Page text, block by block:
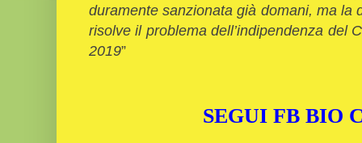
duramente sanzionata già domani, ma la
risolve il problema dell’indipendenza del
2019”
SEGUI FB BIO